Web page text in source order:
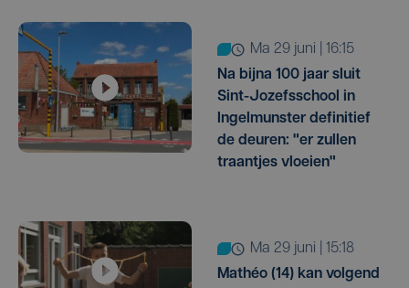
ma 29 juni | 16:15
Na bijna 100 jaar sluit
Sint-Jozefsschool in
Ingelmunster definitief
de deuren: "er zullen
traantjes vloeien"
ma 29 juni | 15:18
Mathéo (14) kan volgend